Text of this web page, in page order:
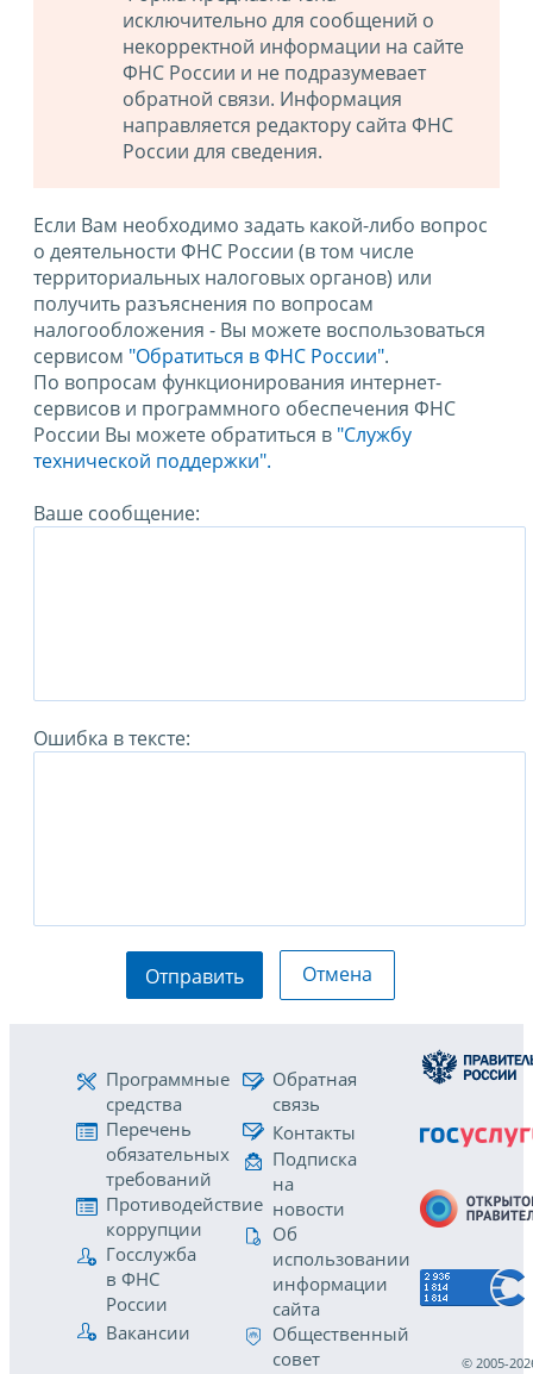
исключительно для сообщений о
некорректной информации на сайте
ФНС России и не подразумевает
обратной связи. Информация
направляется редактору сайта ФНС
России для сведения.
Если Вам необходимо задать какой-либо вопрос
о деятельности ФНС России (в том числе
территориальных налоговых органов) или
получить разъяснения по вопросам
налогообложения - Вы можете воспользоваться
сервисом "Обратиться в ФНС России".
По вопросам функционирования интернет-
сервисов и программного обеспечения ФНС
России Вы можете обратиться в "Службу
технической поддержки".
Ваше сообщение:
Ошибка в тексте:
Отправить Отмена
Программные
средства
Перечень
обязательных
требований
Противодействие
коррупции
Госслужба
в ФНС
России
Вакансии
Обратная
связь
Контакты
Подписка
на
новости
Об
использовании
информации
сайта
Общественный
совет
© 2005-